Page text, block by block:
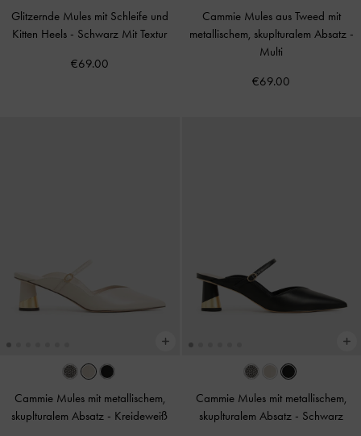
Glitzernde Mules mit Schleife und
Kitten Heels - Schwarz Mit Textur
€69.00
Cammie Mules aus Tweed mit
metallischem, skuplturalem Absatz -
Multi
€69.00
Cammie Mules mit metallischem,
skuplturalem Absatz - Kreideweiß
Cammie Mules mit metallischem,
skuplturalem Absatz - Schwarz